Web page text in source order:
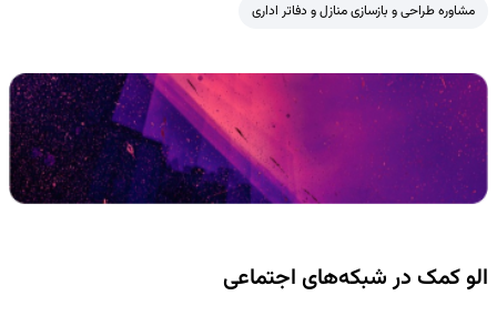
مشاوره طراحی و بازسازی منازل و دفاتر اداری
الو کمک در شبکه‌های اجتماعی